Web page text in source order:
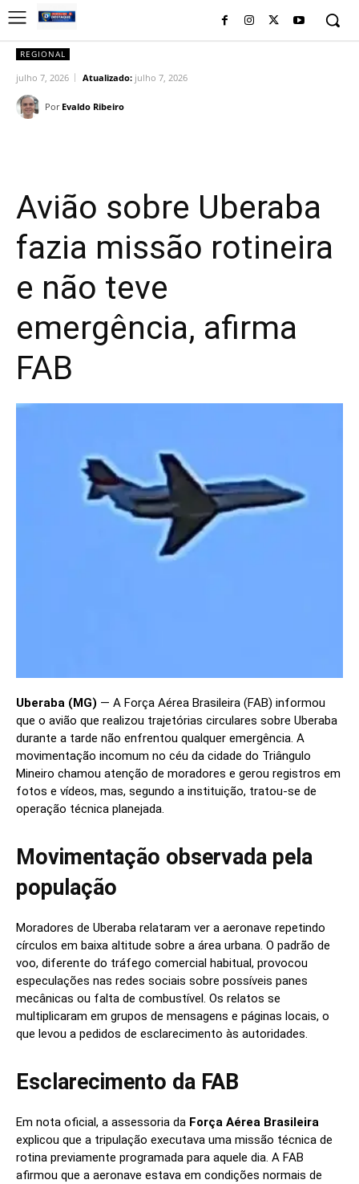
REGIONAL
julho 7, 2026 Atualizado: julho 7, 2026
Por Evaldo Ribeiro
Avião sobre Uberaba
fazia missão rotineira
e não teve
emergência, afirma
FAB
Uberaba (MG) — A Força Aérea Brasileira (FAB) informou
que o avião que realizou trajetórias circulares sobre Uberaba
durante a tarde não enfrentou qualquer emergência. A
movimentação incomum no céu da cidade do Triângulo
Mineiro chamou atenção de moradores e gerou registros em
fotos e vídeos, mas, segundo a instituição, tratou-se de
operação técnica planejada.
Movimentação observada pela
população
Moradores de Uberaba relataram ver a aeronave repetindo
círculos em baixa altitude sobre a área urbana. O padrão de
voo, diferente do tráfego comercial habitual, provocou
especulações nas redes sociais sobre possíveis panes
mecânicas ou falta de combustível. Os relatos se
multiplicaram em grupos de mensagens e páginas locais, o
que levou a pedidos de esclarecimento às autoridades.
Esclarecimento da FAB
Em nota oficial, a assessoria da Força Aérea Brasileira
explicou que a tripulação executava uma missão técnica de
rotina previamente programada para aquele dia. A FAB
afirmou que a aeronave estava em condições normais de